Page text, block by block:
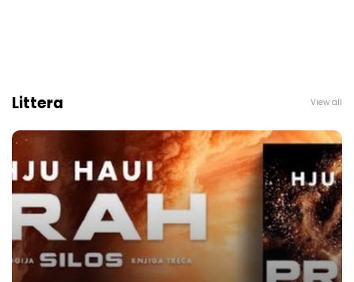
Littera View all